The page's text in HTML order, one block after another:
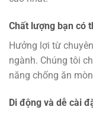
Chất lượng bạn có
Hưởng lợi từ
ngành. Chúng tôi
năng chống ăn
Di động và dễ cài